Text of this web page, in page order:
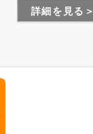
詳細を見る＞